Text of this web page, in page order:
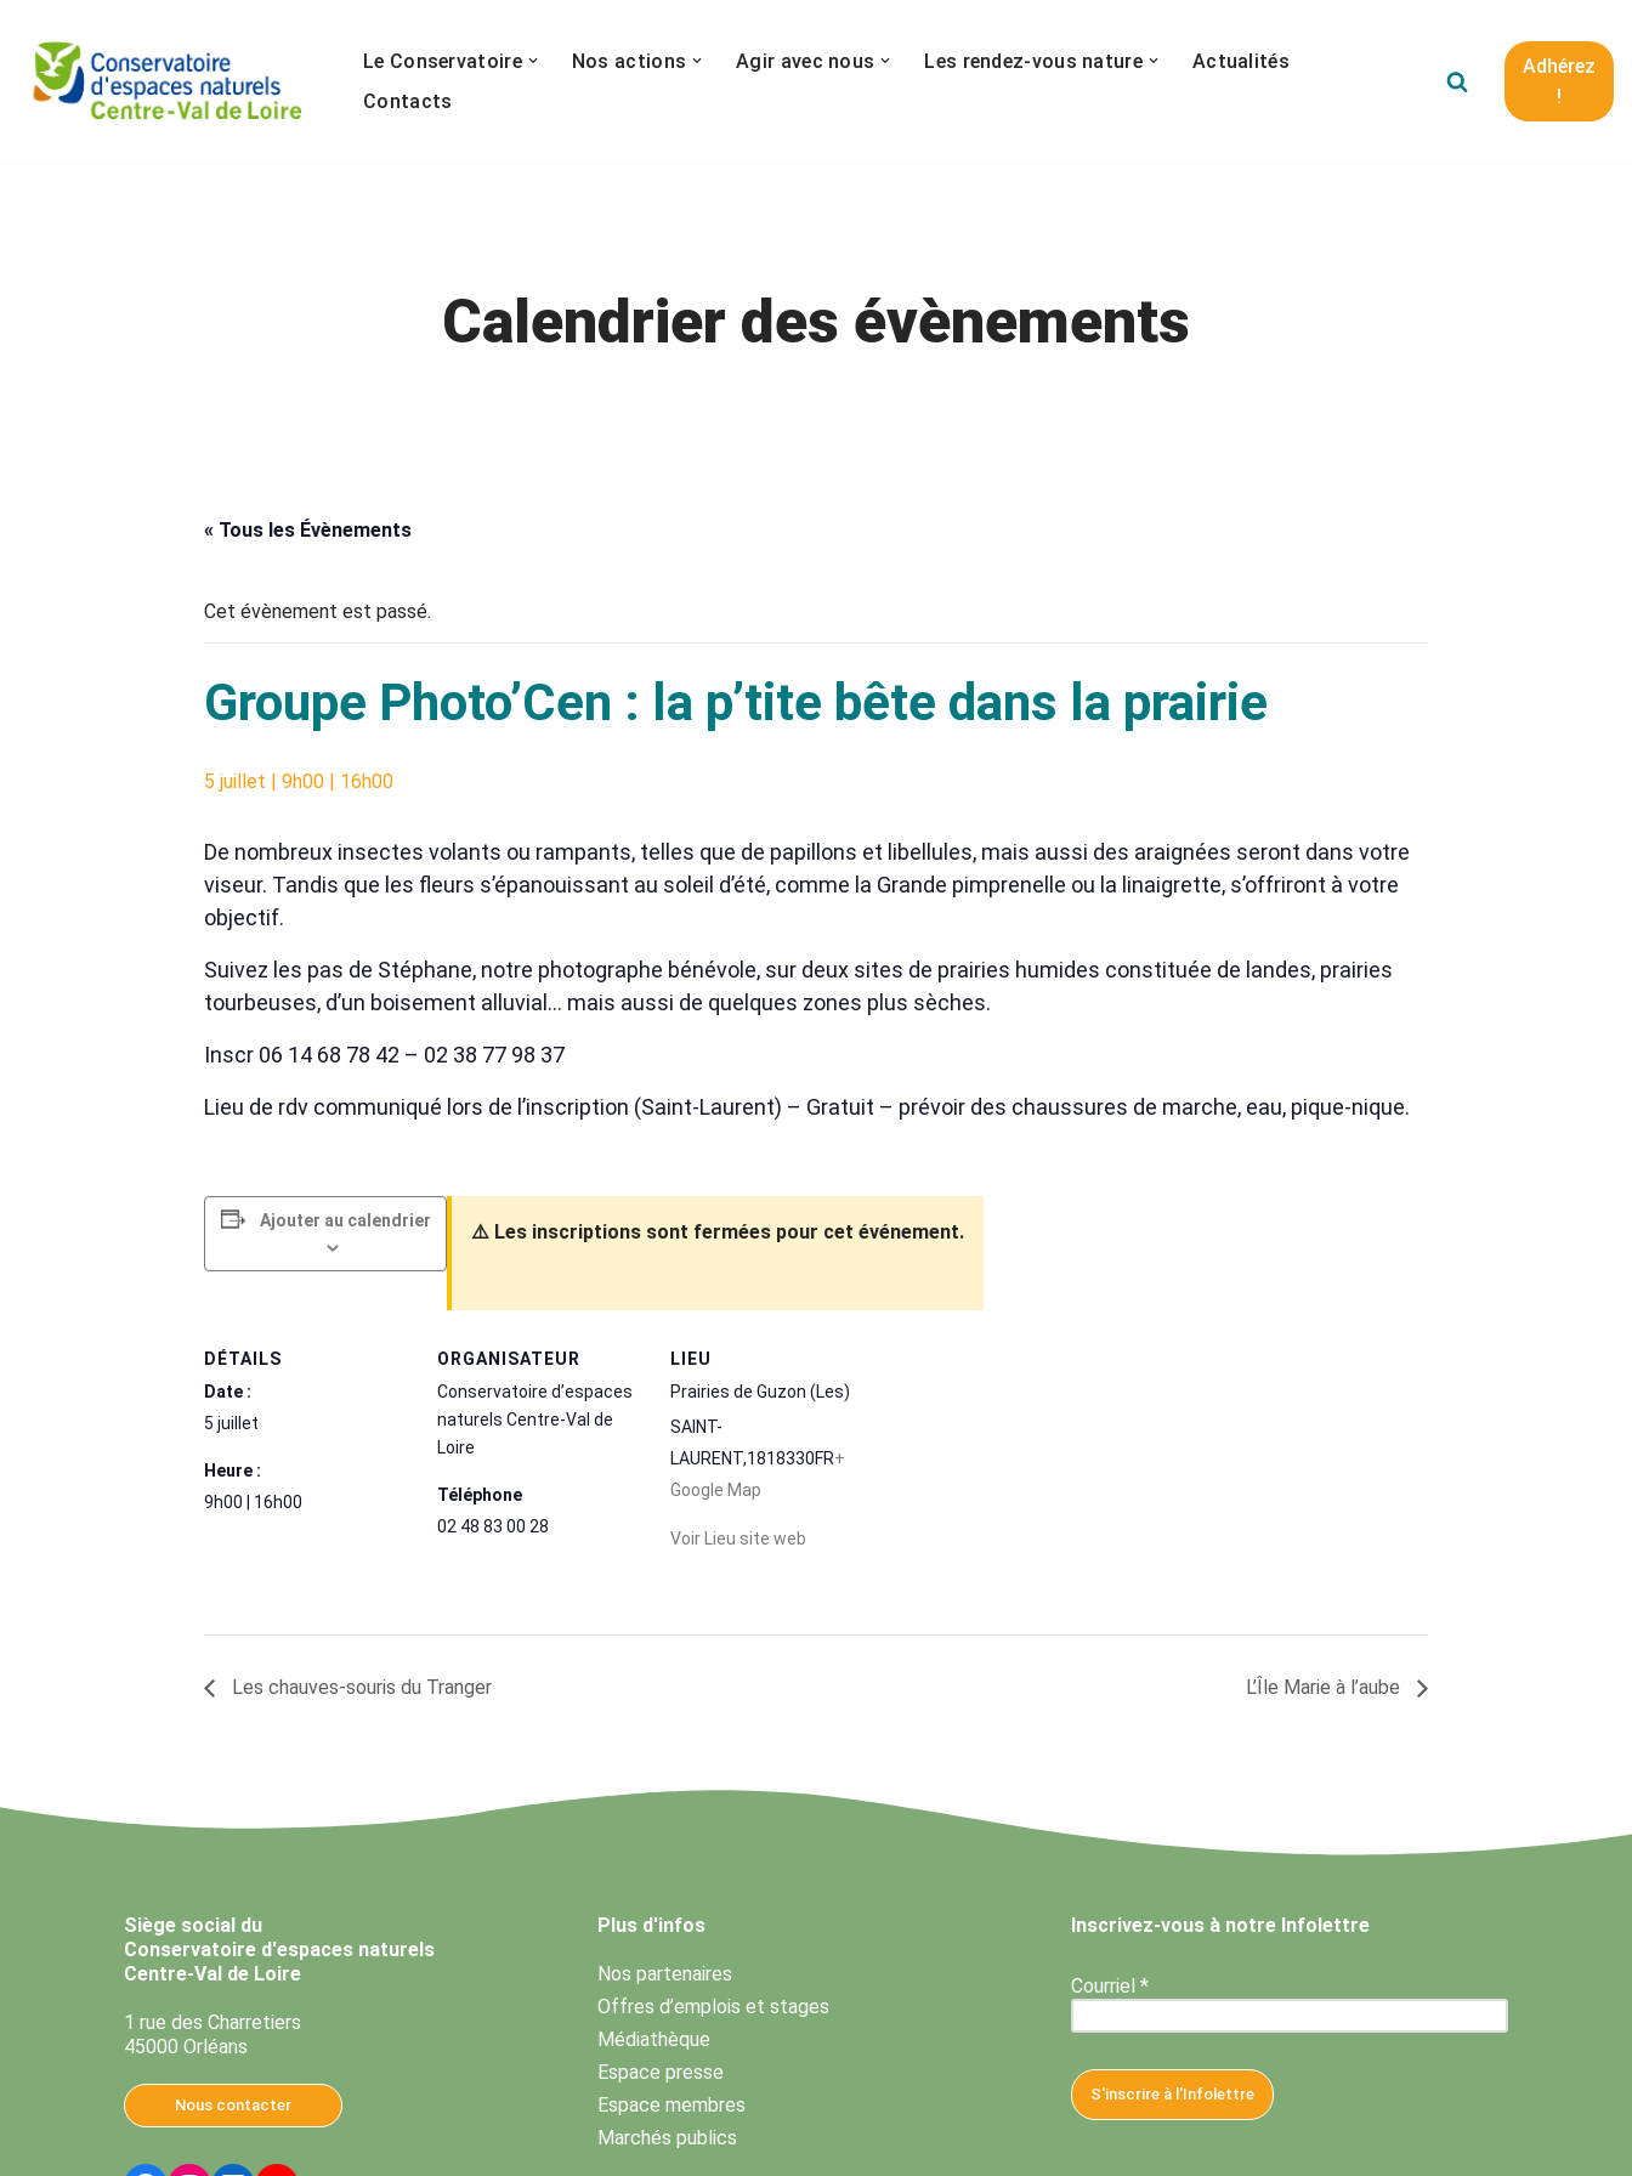
Aller
au
Le Conservatoire Nos actions Agir avec nous Les rendez-vous nature
Actualités
Contacts
Adhérez
!
Calendrier des évènements
« Tous les Évènements
Cet évènement est passé.
Groupe Photo’Cen : la p’tite bête dans la prairie
5 juillet | 9h00 | 16h00
De nombreux insectes volants ou rampants, telles que de papillons et libellules, mais aussi des araignées seront dans votre
viseur. Tandis que les fleurs s’épanouissant au soleil d’été, comme la Grande pimprenelle ou la linaigrette, s’offriront à votre
objectif.
Suivez les pas de Stéphane, notre photographe bénévole, sur deux sites de prairies humides constituée de landes, prairies
tourbeuses, d’un boisement alluvial… mais aussi de quelques zones plus sèches.
Inscr 06 14 68 78 42 – 02 38 77 98 37
Lieu de rdv communiqué lors de l’inscription (Saint-Laurent) – Gratuit – prévoir des chaussures de marche, eau, pique-nique.
Ajouter au calendrier ⚠️ Les inscriptions sont fermées pour cet événement.
DÉTAILS
Date :
5 juillet
Heure :
9h00 | 16h00
ORGANISATEUR
Conservatoire d’espaces
naturels Centre-Val de
Loire
Téléphone
02 48 83 00 28
LIEU
Prairies de Guzon (Les)
SAINT-
LAURENT,1818330FR+
Google Map
Voir Lieu site web
Les chauves-souris du Tranger L’Île Marie à l’aube
Siège social du
Conservatoire d'espaces naturels
Centre-Val de Loire
1 rue des Charretiers
45000 Orléans
Nous contacter
Plus d'infos
Nos partenaires
Offres d’emplois et stages
Médiathèque
Espace presse
Espace membres
Marchés publics
Inscrivez-vous à notre Infolettre
Courriel *